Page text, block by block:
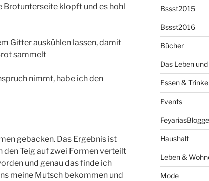
Brotunterseite klopft und es hohl
Gitter auskühlen lassen, damit
sammelt
nimmt, habe ich den
gebacken. Das Ergebnis ist
den Teig auf zwei Formen verteilt
und genau das finde ich
meine Mutsch bekommen und
Bssst2015
Bssst2016
Bücher
Das Leben
Essen &
Events
Haushalt
Leben &
Mode